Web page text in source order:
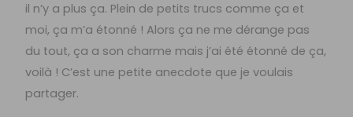
il n’y a plus ça. Plein de petits trucs comme ça et
moi, ça m’a étonné ! Alors ça ne me dérange pas
du tout, ça a son charme mais j’ai été étonné de ça,
voilà ! C’est une petite anecdote que je voulais
partager.